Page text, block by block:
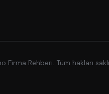
Rehberi. Tüm hakları